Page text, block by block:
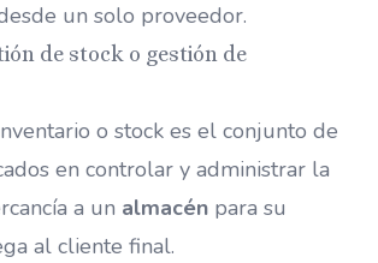
un solo proveedor.
de stock o gestión de
o stock es el conjunto de
en controlar y administrar la
a un almacén para su
al cliente final.